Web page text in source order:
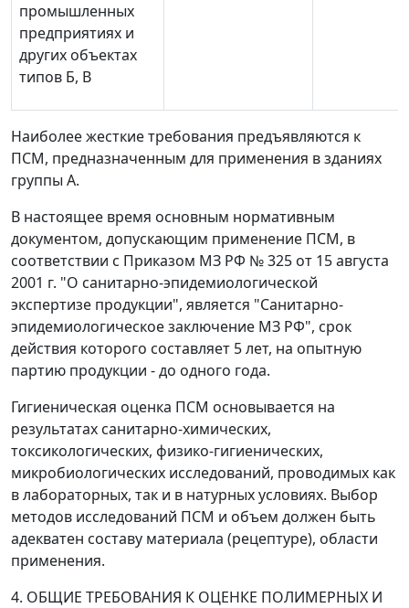
промышленных
предприятиях и
других объектах
типов Б, В
Наиболее жесткие требования предъявляются к
ПСМ, предназначенным для применения в зданиях
группы А.
В настоящее время основным нормативным
документом, допускающим применение ПСМ, в
соответствии с Приказом МЗ РФ № 325 от 15 августа
2001 г. "О санитарно-эпидемиологической
экспертизе продукции", является "Санитарно-
эпидемиологическое заключение МЗ РФ", срок
действия которого составляет 5 лет, на опытную
партию продукции - до одного года.
Гигиеническая оценка ПСМ основывается на
результатах санитарно-химических,
токсикологических, физико-гигиенических,
микробиологических исследований, проводимых как
в лабораторных, так и в натурных условиях. Выбор
методов исследований ПСМ и объем должен быть
адекватен составу материала (рецептуре), области
применения.
4. ОБЩИЕ ТРЕБОВАНИЯ К ОЦЕНКЕ ПОЛИМЕРНЫХ И